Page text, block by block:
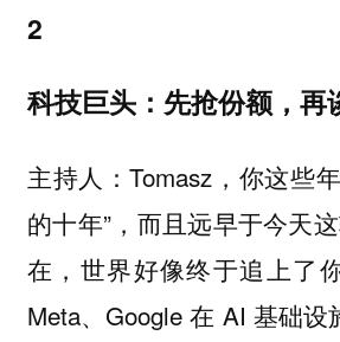
2
科技巨头：先抢份额，再
主持人：Tomasz，你这些
的十年”，而且远早于今天
在，世界好像终于追上了
Meta、Google 在 AI 基础